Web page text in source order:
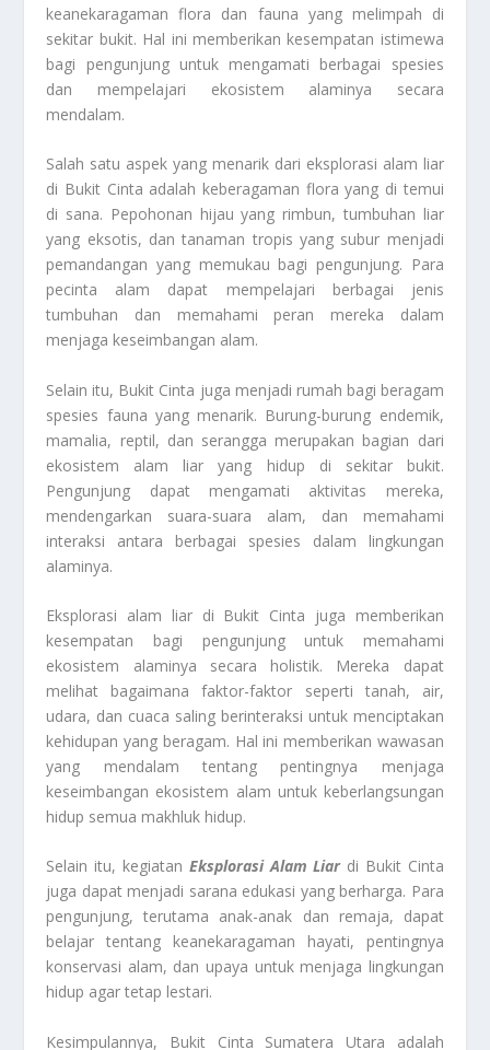
keanekaragaman flora dan fauna yang melimpah di
sekitar bukit. Hal ini memberikan kesempatan istimewa
bagi pengunjung untuk mengamati berbagai spesies
dan mempelajari ekosistem alaminya secara
mendalam.
Salah satu aspek yang menarik dari eksplorasi alam liar
di Bukit Cinta adalah keberagaman flora yang di temui
di sana. Pepohonan hijau yang rimbun, tumbuhan liar
yang eksotis, dan tanaman tropis yang subur menjadi
pemandangan yang memukau bagi pengunjung. Para
pecinta alam dapat mempelajari berbagai jenis
tumbuhan dan memahami peran mereka dalam
menjaga keseimbangan alam.
Selain itu, Bukit Cinta juga menjadi rumah bagi beragam
spesies fauna yang menarik. Burung-burung endemik,
mamalia, reptil, dan serangga merupakan bagian dari
ekosistem alam liar yang hidup di sekitar bukit.
Pengunjung dapat mengamati aktivitas mereka,
mendengarkan suara-suara alam, dan memahami
interaksi antara berbagai spesies dalam lingkungan
alaminya.
Eksplorasi alam liar di Bukit Cinta juga memberikan
kesempatan bagi pengunjung untuk memahami
ekosistem alaminya secara holistik. Mereka dapat
melihat bagaimana faktor-faktor seperti tanah, air,
udara, dan cuaca saling berinteraksi untuk menciptakan
kehidupan yang beragam. Hal ini memberikan wawasan
yang mendalam tentang pentingnya menjaga
keseimbangan ekosistem alam untuk keberlangsungan
hidup semua makhluk hidup.
Selain itu, kegiatan Eksplorasi Alam Liardi Bukit Cinta
juga dapat menjadi sarana edukasi yang berharga. Para
pengunjung, terutama anak-anak dan remaja, dapat
belajar tentang keanekaragaman hayati, pentingnya
konservasi alam, dan upaya untuk menjaga lingkungan
hidup agar tetap lestari.
Kesimpulannya, Bukit Cinta Sumatera Utara adalah